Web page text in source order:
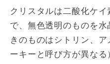
クリスタルは二酸化ケ
で、無色透明のものを
きのものはシトリン、
ーキーと呼び方が異なる